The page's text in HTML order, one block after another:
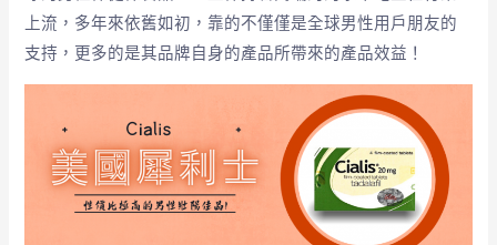
上流，多年來依舊如初，靠的不僅僅是全球男性用戶朋友的
支持，更多的是其品牌自身的產品所帶來的產品效益！